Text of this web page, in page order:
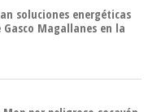
soluciones energéticas
Gasco Magallanes en la